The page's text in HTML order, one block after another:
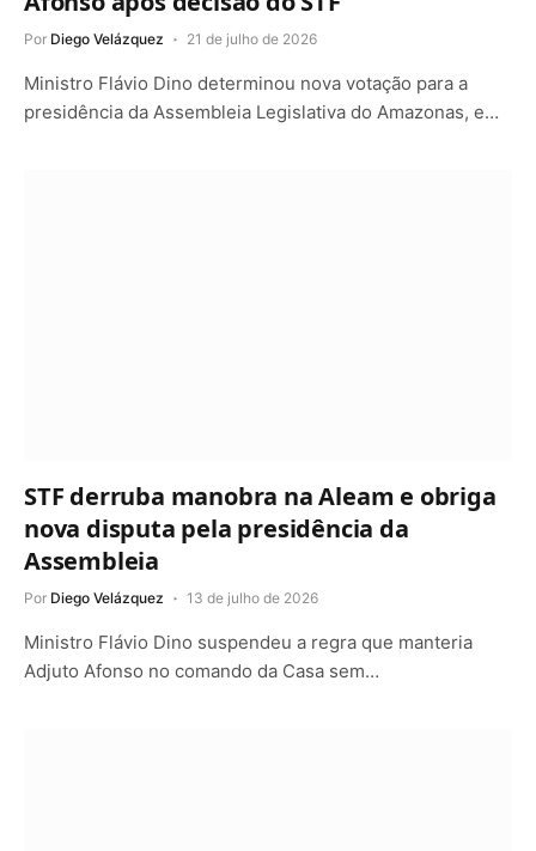
Por Diego Velázquez 21 de julho de 2026
Ministro Flávio Dino determinou nova votação para a
presidência da Assembleia Legislativa do Amazonas, e…
STF derruba manobra na Aleam e obriga
nova disputa pela presidência da
Assembleia
Por Diego Velázquez 13 de julho de 2026
Ministro Flávio Dino suspendeu a regra que manteria
Adjuto Afonso no comando da Casa sem…